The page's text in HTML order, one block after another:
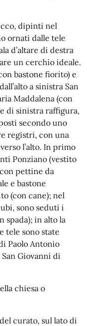
dipinti nel
ornati dalle tele
d’altare di destra
un cerchio ideale.
bastone fiorito) e
a sinistra San
Maddalena (con
di sinistra raffigura,
secondo uno
registri, con una
l’alto. In primo
Ponziano (vestito
pettine da
e bastone
(con cane); nel
sono seduti i
spada); in alto la
tele sono state
Paolo Antonio
Giovanni di
chiesa o
curato, sul lato di